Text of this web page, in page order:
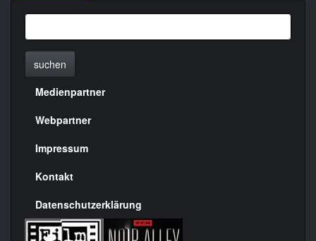
suchen
Menülinks
rechte
Seite
Medienpartner
Webpartner
Impressum
Kontakt
Datenschutzerklärung